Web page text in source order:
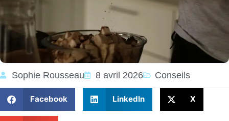
Sophie Rousseau 8 avril 2026 Conseils
Facebook LinkedIn X